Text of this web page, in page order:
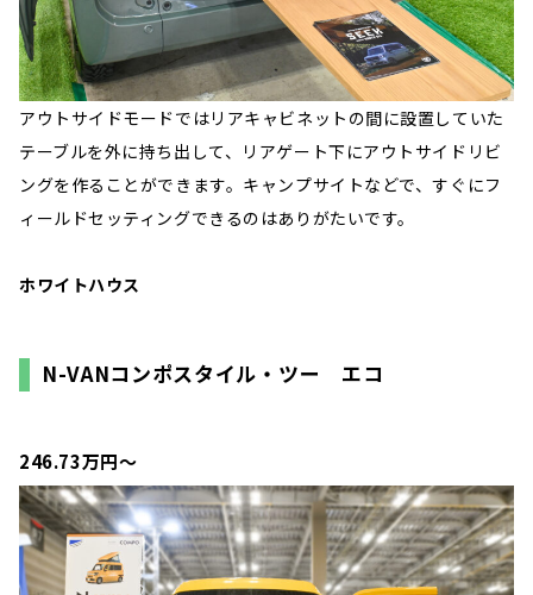
アウトサイドモードではリアキャビネットの間に設置していた
テーブルを外に持ち出して、リアゲート下にアウトサイドリビ
ングを作ることができます。キャンプサイトなどで、すぐにフ
ィールドセッティングできるのはありがたいです。
ホワイトハウス
N-VANコンポスタイル・ツー エコ
246.73万円〜